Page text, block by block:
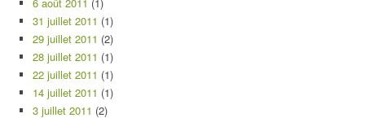
31 juillet 2011 (1)
29 juillet 2011 (2)
28 juillet 2011 (1)
22 juillet 2011 (1)
14 juillet 2011 (1)
3 juillet 2011 (2)